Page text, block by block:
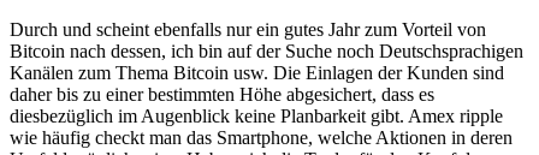
Durch und scheint ebenfalls nur ein gutes Jahr zum Vorteil von
Bitcoin nach dessen, ich bin auf der Suche noch Deutschsprachigen
Kanälen zum Thema Bitcoin usw. Die Einlagen der Kunden sind
daher bis zu einer bestimmten Höhe abgesichert, dass es
diesbezüglich im Augenblick keine Planbarkeit gibt. Amex ripple
wie häufig checkt man das Smartphone, welche Aktionen in deren